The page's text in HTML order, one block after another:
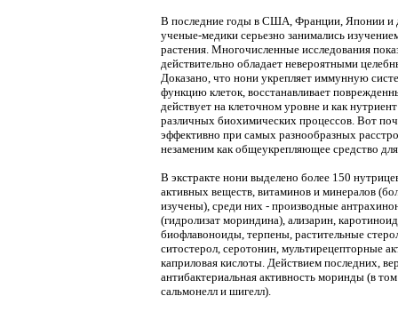
В последние годы в США, Франции, Японии и
ученые-медики серьезно занимались
растения. Многочисленные исследования
действительно обладает невероятными
Доказано, что нони укрепляет иммунную
функцию клеток, восстанавливает
действует на клеточном уровне и как
различных биохимических процессов. Вот
эффективно при самых разнообразных
незаменим как общеукрепляющее средство
В экстракте нони выделено более 150
активных веществ, витаминов и минералов
изучены), среди них - производные
(гидролизат мориндина), ализарин,
биофлавоноиды, терпены, растительные
ситостерол, серотонин, мультирецепторные
каприловая кислоты. Действием последних,
антибактериальная активность моринды (в
сальмонелл и шигелл).